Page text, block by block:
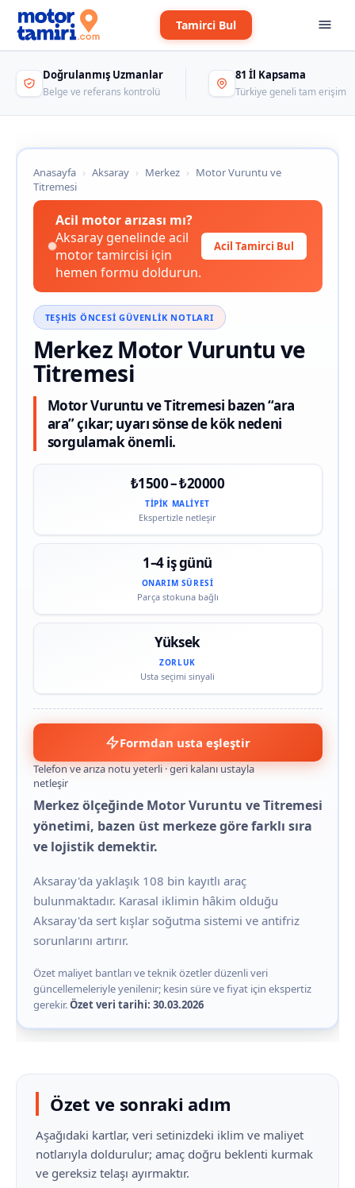
Tamirci Bul
Doğrulanmış Uzmanlar
Belge ve referans kontrolü
81 İl Kapsama
Türkiye geneli tam erişim
Anasayfa › Aksaray › Merkez › Motor Vuruntu ve
Titremesi
Acil motor arızası mı?
Aksaray genelinde acil
motor tamircisi için
hemen formu doldurun.
Acil Tamirci Bul
TEŞHIS ÖNCESI GÜVENLIK NOTLARI
Merkez Motor Vuruntu ve
Titremesi
Motor Vuruntu ve Titremesi bazen “ara
ara” çıkar; uyarı sönse de kök nedeni
sorgulamak önemli.
₺1500 – ₺20000
TIPIK MALIYET
Ekspertizle netleşir
1–4 iş günü
ONARIM SÜRESI
Parça stokuna bağlı
Yüksek
ZORLUK
Usta seçimi sinyali
Formdan usta eşleştir
Telefon ve arıza notu yeterli · geri kalanı ustayla
netleşir
Merkez ölçeğinde Motor Vuruntu ve Titremesi
yönetimi, bazen üst merkeze göre farklı sıra
ve lojistik demektir.
Aksaray'da yaklaşık 108 bin kayıtlı araç
bulunmaktadır. Karasal iklimin hâkim olduğu
Aksaray'da sert kışlar soğutma sistemi ve antifriz
sorunlarını artırır.
Özet maliyet bantları ve teknik özetler düzenli veri
güncellemeleriyle yenilenir; kesin süre ve fiyat için ekspertiz
gerekir.Özet veri tarihi: 30.03.2026
Özet ve sonraki adım
Aşağıdaki kartlar, veri setinizdeki iklim ve maliyet
notlarıyla doldurulur; amaç doğru beklenti kurmak
ve gereksiz telaşı ayırmaktır.